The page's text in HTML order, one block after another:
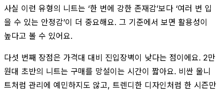
사실 이런 유형의 니트는 ‘한 번에 강한 존재감’보다 ‘여러 번 입
을 수 있는 안정감’이 더 중요해요. 그 기준에서 보면 활용성이
높다고 볼 수 있어요.
다섯 번째 장점은 가격대 대비 진입장벽이 낮다는 점이에요. 2만
원대 초반의 니트는 구매를 망설이는 시간이 짧아요. 비싼 울니
트처럼 관리에 예민하지도 않고, 트렌디한 디자인처럼 한 시즌만